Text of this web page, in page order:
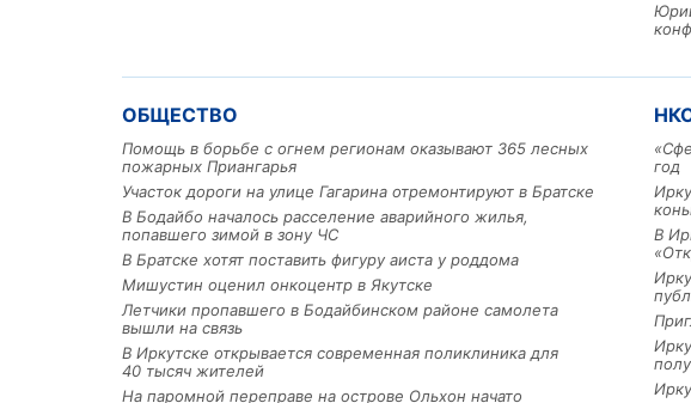
ОБЩЕСТВО
Помощь в борьбе с огнем регионам оказывают 365 лесных
пожарных Приангарья
Участок дороги на улице Гагарина отремонтируют в Братске
В Бодайбо началось расселение аварийного жилья,
попавшего зимой в зону ЧС
В Братске хотят поставить фигуру аиста у роддома
Мишустин оценил онкоцентр в Якутске
Летчики пропавшего в Бодайбинском районе самолета
вышли на связь
В Иркутске открывается современная поликлиника для
40 тысяч жителей
На паромной переправе на острове Ольхон начато
год
В